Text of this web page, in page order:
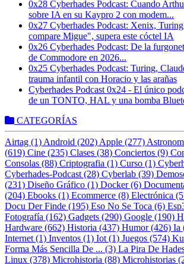
0x28 Cyberhades Podcast: Cuando
sobre IA en su Kaypro 2 con modem...
0x27 Cyberhades Podcast: Xenix,
compare Migue", supera este cóctel IA
0x26 Cyberhades Podcast: De la
de Commodore en 2026...
0x25 Cyberhades Podcast: Turing,
trauma infantil con Horacio y las arañas
Cyberhades Podcast 0x24 - El único
de un TONTO, HAL y una bomba
CATEGORÍAS
Airtag (1) Android (202) Apple (277)
(619) Cine (235) Clases (38) Conciertos (9)
Consolas (88) Criptografia (1) Curso (1)
Cyberhades-Podcast (28) Cyberlab (39)
(231) Diseño Gráfico (1) Docker (6)
(204) Ebooks (1) Ecommerce (8) Electrónica
Docu Der Finde (195) Eso No Se Toca (6)
Fotografía (162) Gadgets (290) Google (190)
Hardware (662) Historia (437) Humor (426) Ia
Internet (1) Inventos (1) Iot (1) Juegos (574)
Forma Más Sencilla De ... (3) La Pira De
Linux (378) Microhistoria (88) Microhistorias